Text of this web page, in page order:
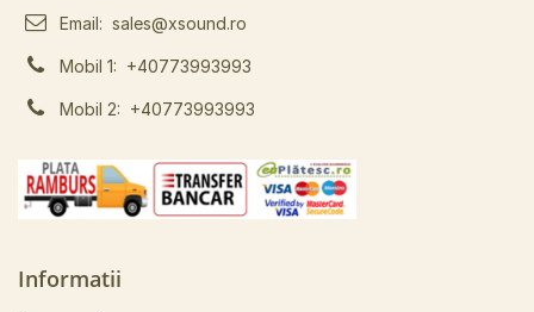
Email: sales@xsound.ro
Mobil 1: +40773993993
Mobil 2: +40773993993
Informatii